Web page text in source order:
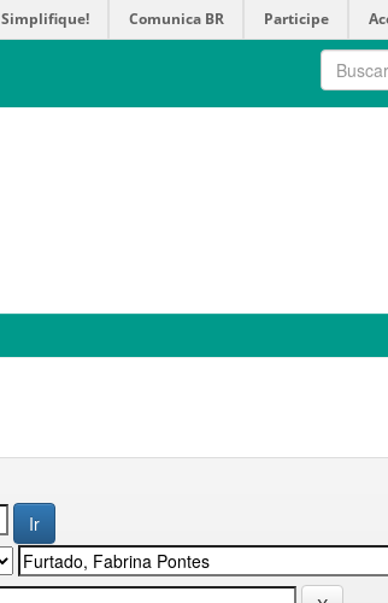
Simplifique! Comunica BR Participe